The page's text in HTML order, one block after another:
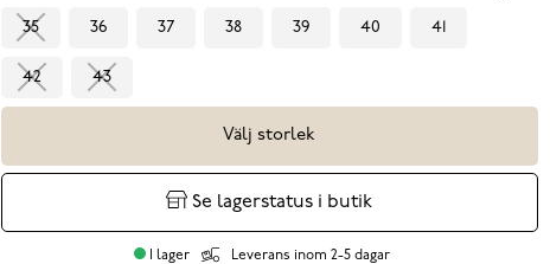
35 36 37 38 39 40 41
42 43
Välj storlek
Se lagerstatus i butik
I lager Leverans inom 2-5 dagar